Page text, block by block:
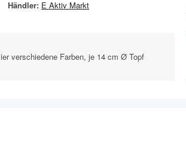
Händler: E Aktiv Markt
verschiedene Farben, je 14 cm Ø Topf